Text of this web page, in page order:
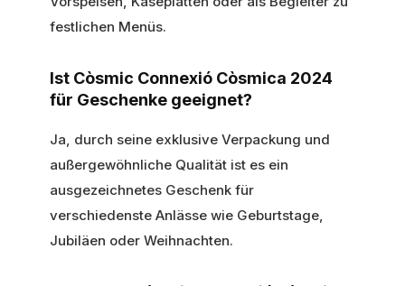
festlichen Menüs.
Ist Còsmic Connexió Còsmica 2024
für Geschenke geeignet?
Ja, durch seine exklusive Verpackung und
außergewöhnliche Qualität ist es ein
ausgezeichnetes Geschenk für
verschiedenste Anlässe wie Geburtstage,
Jubiläen oder Weihnachten.